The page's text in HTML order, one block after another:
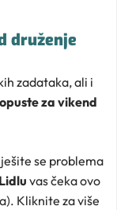
druženje
zadataka, ali i
za vikend
se problema
Lidlu vas čeka ovo
Kliknite za više